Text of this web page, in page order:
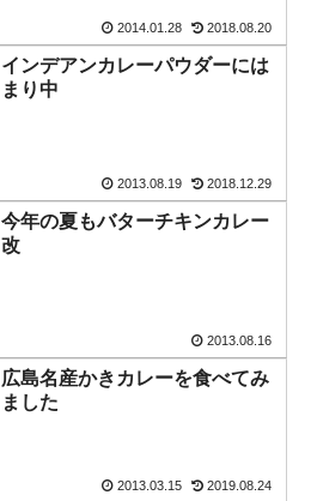
2014.01.28 2018.08.20
インデアンカレーパウダーには
まり中
2013.08.19 2018.12.29
今年の夏もバターチキンカレー
改
2013.08.16
広島名産かきカレーを食べてみ
ました
2013.03.15 2019.08.24